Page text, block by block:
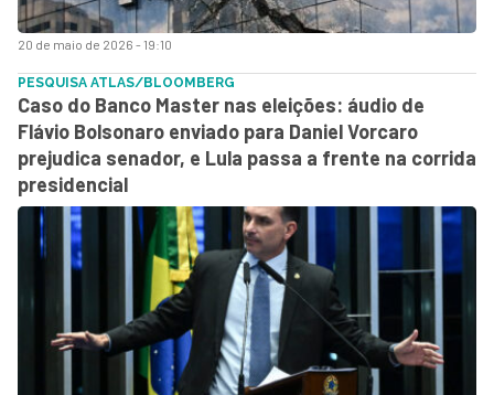
20 de maio de 2026 - 19:10
PESQUISA ATLAS/BLOOMBERG
Caso do Banco Master nas eleições: áudio de
Flávio Bolsonaro enviado para Daniel Vorcaro
prejudica senador, e Lula passa a frente na corrida
presidencial